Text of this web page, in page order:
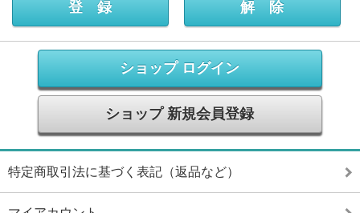
ショップ ログイン
ショップ 新規会員登録
特定商取引法に基づく表記（返品など）